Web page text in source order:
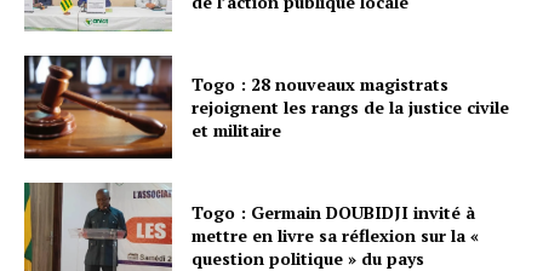
Togo : 28 nouveaux magistrats
rejoignent les rangs de la justice civile
et militaire
Togo : Germain DOUBIDJI invité à
mettre en livre sa réflexion sur la «
question politique » du pays